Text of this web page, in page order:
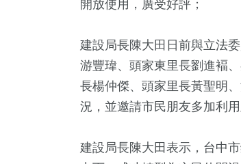
開放使用，廣受好評；
建設局長陳大田日前與立法
游豐瑋、頭家東里長劉進褔
長楊仲傑、頭家里長黃聖明
況，並邀請市民朋友多加利
建設局長陳大田表示，台中
+ 10+
演唱會